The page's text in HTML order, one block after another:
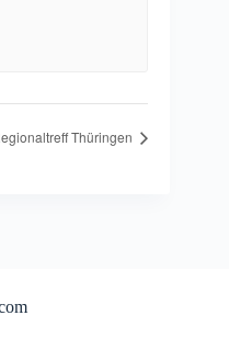
Thüringen